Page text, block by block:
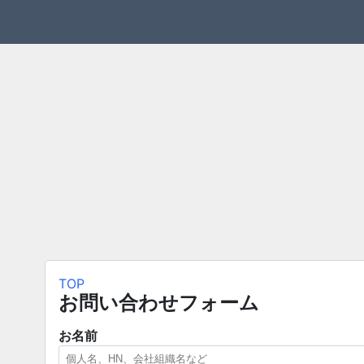
TOP
お問い合わせフォーム
お名前